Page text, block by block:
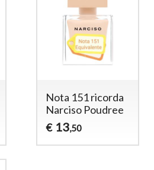
Nota 151 ricorda
Narciso Poudree
€ 13,50